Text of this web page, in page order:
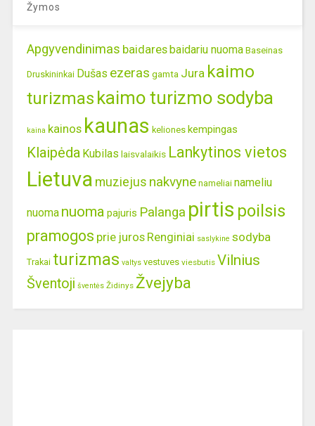
Žymos
Apgyvendinimas baidaresbaidariu nuoma Baseinas
Druskininkai Dušas ezeras gamta Jura kaimo
turizmas kaimo turizmo sodyba
kaina kainos kaunas keliones kempingas
Klaipėda Kubilas laisvalaikis Lankytinos vietos
Lietuva muziejus nakvyne nameliai nameliu
nuoma nuoma pajuris Palanga pirtis poilsis
pramogos prie juros Renginiai saslykine sodyba
Trakai turizmas valtys vestuves viesbutis Vilnius
Šventoji šventės Židinys Žvejyba